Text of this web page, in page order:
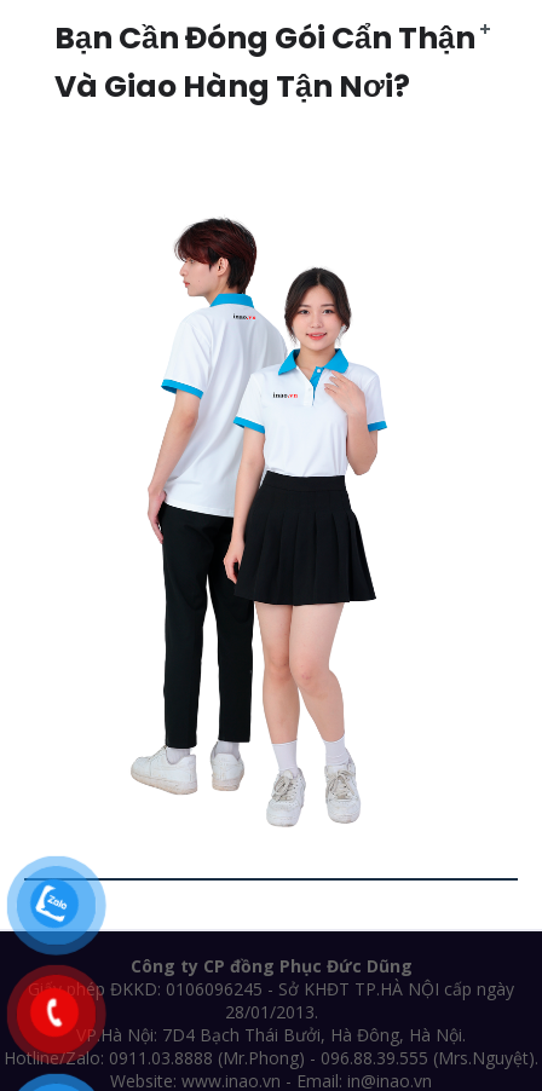
Bạn Cần Đóng Gói Cẩn Thận
Và Giao Hàng Tận Nơi?
Công ty CP đồng Phục Đức Dũng
Giấy phép ĐKKD: 0106096245 - Sở KHĐT TP.HÀ NỘI cấp ngày
28/01/2013.
VP.Hà Nội: 7D4 Bạch Thái Bưởi, Hà Đông, Hà Nội.
Hotline/Zalo: 0911.03.8888 (Mr.Phong) - 096.88.39.555 (Mrs.Nguyệt).
Website: www.inao.vn - Email: in@inao.vn